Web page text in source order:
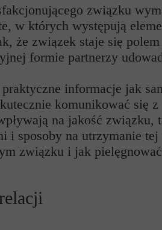
związku
w których występują
że związek staje się
formie partnerzy
informacje jak
komunikować
na jakość
i sposoby na utrzymanie
związku i jak